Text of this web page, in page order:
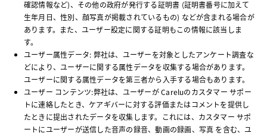
確認情報など)、その他の政府が発行する証明書 (証明書番号に加えて
生年月日、性別、顔写真が掲載されているもの) などが含まれる場合が
あります。また、ユーザー設定に関する証明もこの情報に該当しま
す。
ユーザー属性データ: 弊社は、ユーザーを対象としたアンケート調査な
どにより、ユーザーに関する属性データを収集する場合があります。
ユーザーに関する属性データを第三者から入手する場合もあります。
ユーザー コンテンツ:弊社は、ユーザーが Careluのカスタマー サポー
トに連絡したとき、ケアギバーに対する評価またはコメントを提供し
たときに提出されたデータを収集します。これには、カスタマー サポ
ートにユーザーが送信した音声の録音、動画の録画、写真 を含む、ユ